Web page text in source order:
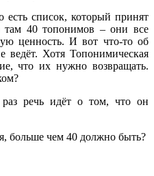
список, который принят
там 40 топонимов – они все
ценность. И вот что-то об
ведёт. Хотя Топонимическая
что их нужно возвращать.
речь идёт о том, что он
больше чем 40 должно быть?